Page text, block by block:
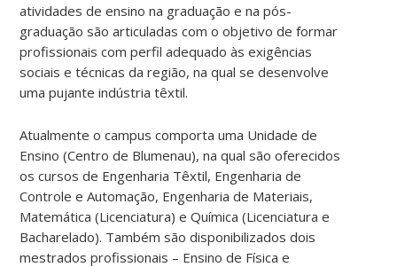
atividades de ensino na graduação e na pós-
graduação são articuladas com o objetivo de formar
profissionais com perfil adequado às exigências
sociais e técnicas da região, na qual se desenvolve
uma pujante indústria têxtil.
Atualmente o campus comporta uma Unidade de
Ensino (Centro de Blumenau), na qual são oferecidos
os cursos de Engenharia Têxtil, Engenharia de
Controle e Automação, Engenharia de Materiais,
Matemática (Licenciatura) e Química (Licenciatura e
Bacharelado). Também são disponibilizados dois
mestrados profissionais – Ensino de Física e